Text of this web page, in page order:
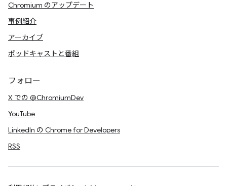
Chromium のアップデート
事例紹介
アーカイブ
ポッドキャストと番組
フォロー
X での @ChromiumDev
YouTube
LinkedIn の Chrome for Developers
RSS